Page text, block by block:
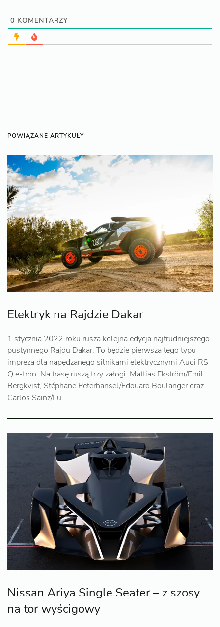
0 KOMENTARZY
POWIĄZANE ARTYKUŁY
Elektryk na Rajdzie Dakar
1 stycznia 2022 roku rusza kolejna edycja najtrudniejszego
pustynnego Rajdu Dakar. To będzie pierwsza tego typu
impreza dla napędzanego silnikami elektrycznymi Audi RS
Q e-tron. Na trasę ruszą trzy załogi: Mattias Ekström/Emil
Bergkvist, Stéphane Peterhansel/Edouard Boulanger oraz
Carlos Sainz/Lu…
Nissan Ariya Single Seater – z szosy
na tor wyścigowy